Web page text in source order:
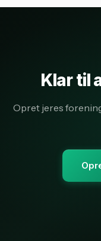
Klar til
Opret jeres